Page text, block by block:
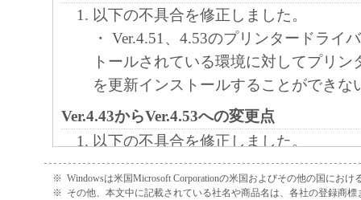
は、その内容によりキヤノンまたはキヤノ
ーに帰属します。
３．保証
「許諾ソフトウエア」が、CD-ROM等の記
れて提供されている場合、キヤノンは、お
フトウエア」を購入した日から90日の間、
エア」が格納されている記憶媒体（以下「
以下の不具合を修正しました。
・ Ver.4.51、4.53のプリンタードライ
トールされている環境に対してプリン
を更新インストールすることができな
Ver.4.43からVer.4.53への変更点
以下の不具合を修正しました。
・ Microsoft Publisher から印刷できな
・ プリンタードライバーのプロパテ
※ Windowsは米国Microsoft Corporationの米国およびその他の国におけ
※ その他、本文中に記載されている社名や商品名は、各社の登録商標